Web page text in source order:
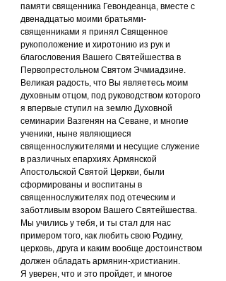
памяти священника Гевондеанца, вместе с
двенадцатью моими братьями-
священниками я принял Священное
рукоположение и хиротонию из рук и
благословения Вашего Святейшества в
Первопрестольном Святом Эчмиадзине.
Великая радость, что Вы являетесь моим
духовным отцом, под руководством которого
я впервые ступил на землю Духовной
семинарии Вазгенян на Севане, и многие
ученики, ныне являющиеся
священнослужителями и несущие служение
в различных епархиях Армянской
Апостольской Святой Церкви, были
сформированы и воспитаны в
священнослужителях под отеческим и
заботливым взором Вашего Святейшества.
Мы учились у тебя, и ты стал для нас
примером того, как любить свою Родину,
церковь, друга и каким вообще достоинством
должен обладать армянин-христианин.
Я уверен, что и это пройдет, и многое